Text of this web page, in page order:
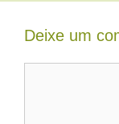
Deixe um